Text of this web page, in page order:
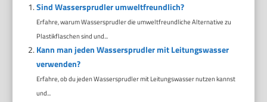
Sind Wassersprudler umweltfreundlich?
Erfahre, warum Wassersprudler die umweltfreundliche Alternative zu
Plastikflaschen sind und...
Kann man jeden Wassersprudler mit Leitungswasser
verwenden?
Erfahre, ob du jeden Wassersprudler mit Leitungswasser nutzen kannst
und...